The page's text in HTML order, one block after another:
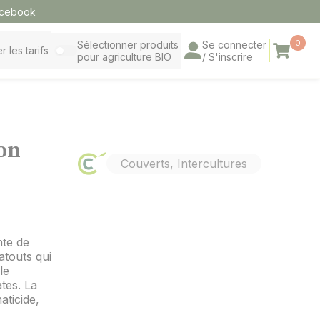
les tarifs
Sélectionner produits
pour agriculture BIO
Se connecter
/ S'inscrire
0
Panier
de
qui
La
Couverts, Intercultures